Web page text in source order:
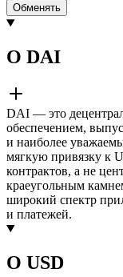
Обменять
О DAI
DAI — это
обеспечением,
и наиболее
мягкую привязку к
контрактов, а не
краеугольным
широкий спектр
и платежей.
О USD